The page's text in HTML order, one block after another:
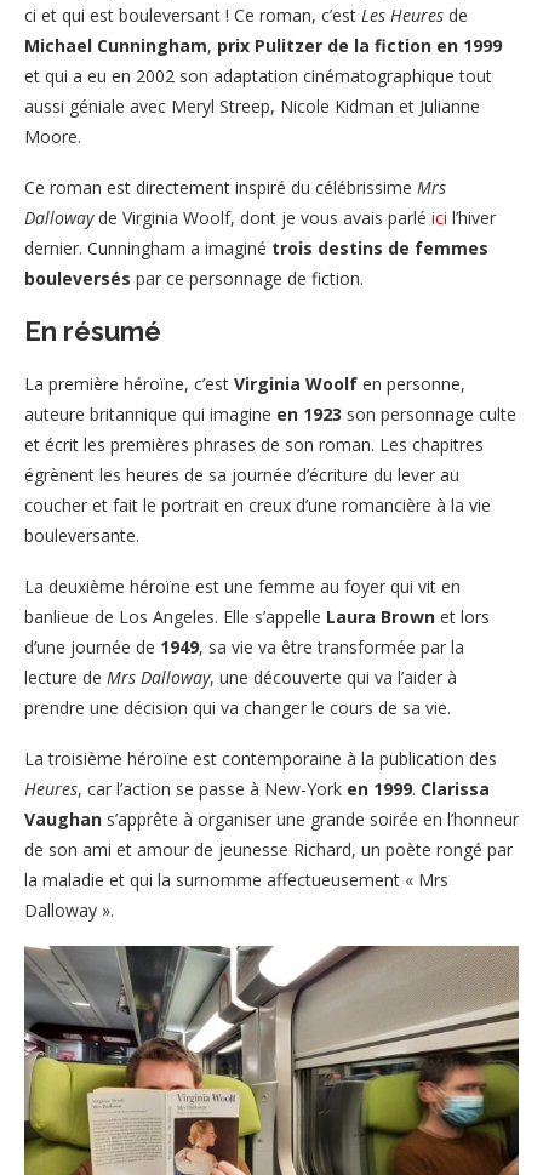
ci et qui est bouleversant ! Ce roman, c’est Les Heures de
Michael Cunningham, prix Pulitzer de la fiction en 1999
et qui a eu en 2002 son adaptation cinématographique tout
aussi géniale avec Meryl Streep, Nicole Kidman et Julianne
Moore.
Ce roman est directement inspiré du célébrissime Mrs
Dallowayde Virginia Woolf, dont je vous avais parlé ici l’hiver
dernier. Cunningham a imaginé trois destins de femmes
bouleversés par ce personnage de fiction.
En résumé
La première héroïne, c’est Virginia Woolf en personne,
auteure britannique qui imagine en 1923 son personnage culte
et écrit les premières phrases de son roman. Les chapitres
égrènent les heures de sa journée d’écriture du lever au
coucher et fait le portrait en creux d’une romancière à la vie
bouleversante.
La deuxième héroïne est une femme au foyer qui vit en
banlieue de Los Angeles. Elle s’appelle Laura Brown et lors
d’une journée de 1949, sa vie va être transformée par la
lecture de Mrs Dalloway, une découverte qui va l’aider à
prendre une décision qui va changer le cours de sa vie.
La troisième héroïne est contemporaine à la publication des
Heures, car l’action se passe à New-York en 1999. Clarissa
Vaughan s’apprête à organiser une grande soirée en l’honneur
de son ami et amour de jeunesse Richard, un poète rongé par
la maladie et qui la surnomme affectueusement « Mrs
Dalloway ».